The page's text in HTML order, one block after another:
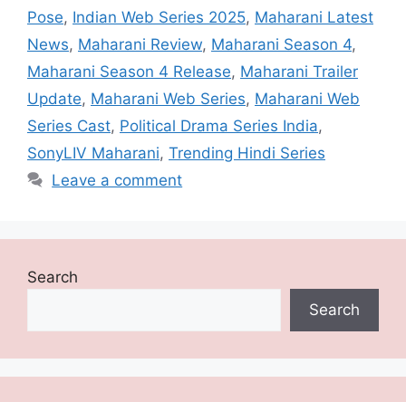
Pose, Indian Web Series 2025, Maharani Latest
News, Maharani Review, Maharani Season 4,
Maharani Season 4 Release, Maharani Trailer
Update, Maharani Web Series, Maharani Web
Series Cast, Political Drama Series India,
SonyLIV Maharani, Trending Hindi Series
Leave a comment
Search
Search